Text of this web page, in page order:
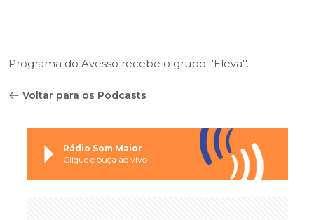
Programa do Avesso recebe o grupo ''Eleva''.
Voltar para os Podcasts
Rádio Som Maior
Clique e ouça ao vivo